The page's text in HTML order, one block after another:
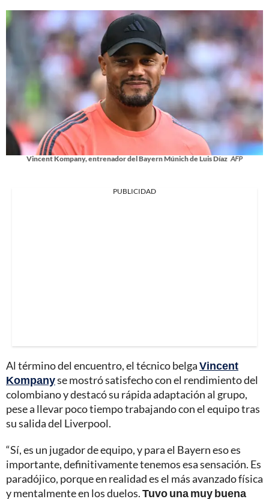
Vincent Kompany, entrenador del Bayern Múnich de Luis Díaz AFP
PUBLICIDAD
Al término del encuentro, el técnico belgaVincent
Kompanyse mostró satisfecho con el rendimiento del
colombiano y destacó su rápida adaptación al grupo,
pese a llevar poco tiempo trabajando con el equipo tras
su salida del Liverpool.
“Sí, es un jugador de equipo, y para el Bayern eso es
importante, definitivamente tenemos esa sensación. Es
paradójico, porque en realidad es el más avanzado física
y mentalmente en los duelos.Tuvo una muy buena